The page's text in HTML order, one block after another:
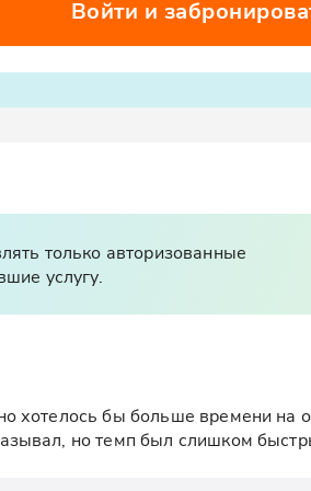
Войти и
только авторизованные
услугу.
хотелось бы больше времени на
но темп был слишком